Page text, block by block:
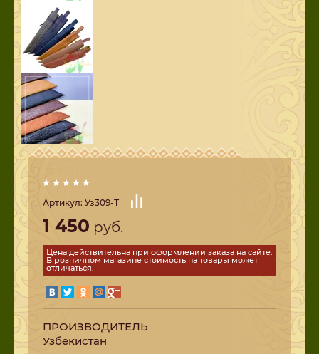
Артикул: Уз309-Т
1 450 руб.
Цена действительна при оформлении заказа на сайте.
В розничном магазине стоимость на товары может
отличаться.
ПРОИЗВОДИТЕЛЬ
Узбекистан